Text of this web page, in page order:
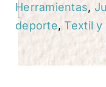
Herramientas,
deporte, Textil y